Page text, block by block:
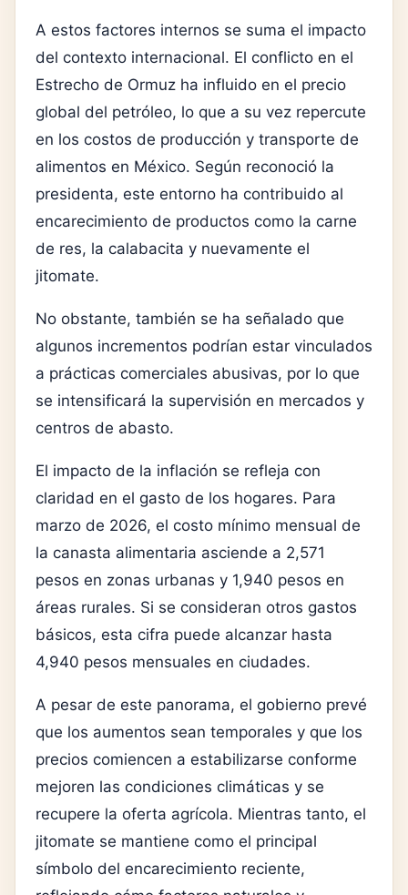
A estos factores internos se suma el impacto
del contexto internacional. El conflicto en el
Estrecho de Ormuz ha influido en el precio
global del petróleo, lo que a su vez repercute
en los costos de producción y transporte de
alimentos en México. Según reconoció la
presidenta, este entorno ha contribuido al
encarecimiento de productos como la carne
de res, la calabacita y nuevamente el
jitomate.
No obstante, también se ha señalado que
algunos incrementos podrían estar vinculados
a prácticas comerciales abusivas, por lo que
se intensificará la supervisión en mercados y
centros de abasto.
El impacto de la inflación se refleja con
claridad en el gasto de los hogares. Para
marzo de 2026, el costo mínimo mensual de
la canasta alimentaria asciende a 2,571
pesos en zonas urbanas y 1,940 pesos en
áreas rurales. Si se consideran otros gastos
básicos, esta cifra puede alcanzar hasta
4,940 pesos mensuales en ciudades.
A pesar de este panorama, el gobierno prevé
que los aumentos sean temporales y que los
precios comiencen a estabilizarse conforme
mejoren las condiciones climáticas y se
recupere la oferta agrícola. Mientras tanto, el
jitomate se mantiene como el principal
símbolo del encarecimiento reciente,